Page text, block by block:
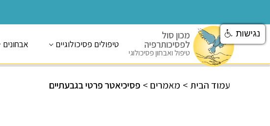
מכון סול
לפסיכותרפיה
טיפול ואבחון פסיכולוגי
טיפולים פסיכולוגיים אבחונים
פסיכיאטר פרטי בגבעתיים > מאמרים > עמוד הבית
נגישות